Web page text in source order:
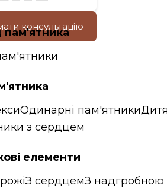
консультацію
пам'ятника
Одинарні пам'ятники
з сердцем
елементи
З сердцемЗ